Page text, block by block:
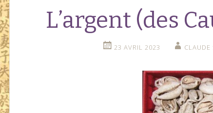
L’argent (des
23 AVRIL 2023 CLAUDE